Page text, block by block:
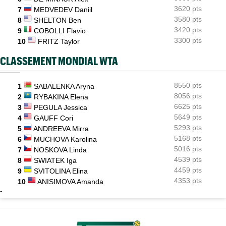
mixte ?
7
MEDVEDEV Daniil
3620 pts
8
SHELTON Ben
3580 pts
9
COBOLLI Flavio
3420 pts
10
FRITZ Taylor 3300 pts
CLASSEMENT MONDIAL WTA
1 SABALENKA Aryna
8550 pts
2
RYBAKINA Elena
8056 pts
3
PEGULA Jessica
6625 pts
4
GAUFF Cori
5649 pts
5
ANDREEVA Mirra
5293 pts
6
MUCHOVA Karolina
5168 pts
7
NOSKOVA Linda
5016 pts
8
SWIATEK Iga
4539 pts
9
SVITOLINA Elina
4459 pts
10
ANISIMOVA Amanda 4353 pts
-